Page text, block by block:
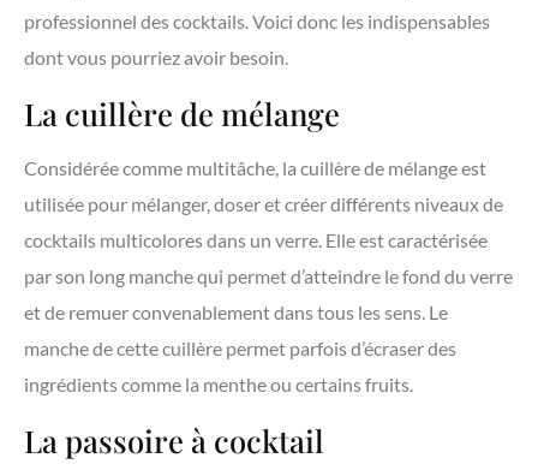
professionnel des cocktails. Voici donc les indispensables
dont vous pourriez avoir besoin.
La cuillère de mélange
Considérée comme multitâche, la cuillère de mélange est
utilisée pour mélanger, doser et créer différents niveaux de
cocktails multicolores dans un verre. Elle est caractérisée
par son long manche qui permet d’atteindre le fond du verre
et de remuer convenablement dans tous les sens. Le
manche de cette cuillère permet parfois d’écraser des
ingrédients comme la menthe ou certains fruits.
La passoire à cocktail